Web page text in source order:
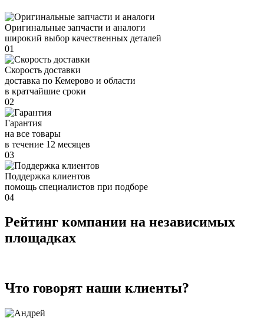
Оригинальные запчасти и аналоги
широкий выбор качественных деталей
01
Скорость доставки
доставка по Кемерово и области
в кратчайшие сроки
02
Гарантия
на все товары
в течение 12 месяцев
03
Поддержка клиентов
помощь специалистов при подборе
04
Рейтинг компании на независимых
площадках
Что говорят наши клиенты?